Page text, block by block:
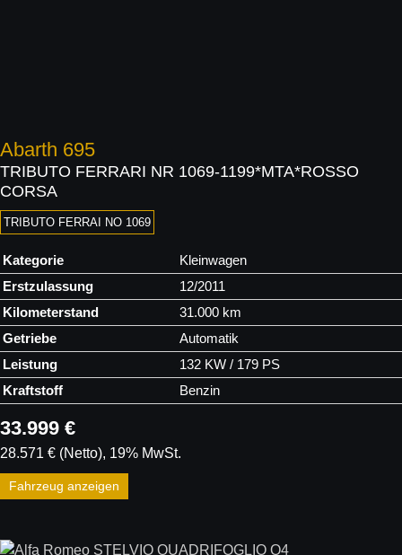
Abarth 695
TRIBUTO FERRARI NR 1069-1199*MTA*ROSSO
CORSA
TRIBUTO FERRAI NO 1069
Kategorie
Kleinwagen
Erstzulassung
12/2011
Kilometerstand
31.000 km
Getriebe
Automatik
Leistung
132 KW / 179 PS
Kraftstoff
Benzin
33.999 €
28.571 € (Netto) 19% MwSt.
Fahrzeug anzeigen